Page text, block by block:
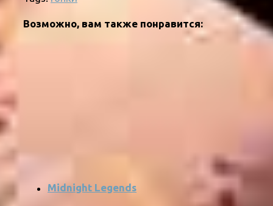
Возможно, вам также понравится:
Midnight Legends